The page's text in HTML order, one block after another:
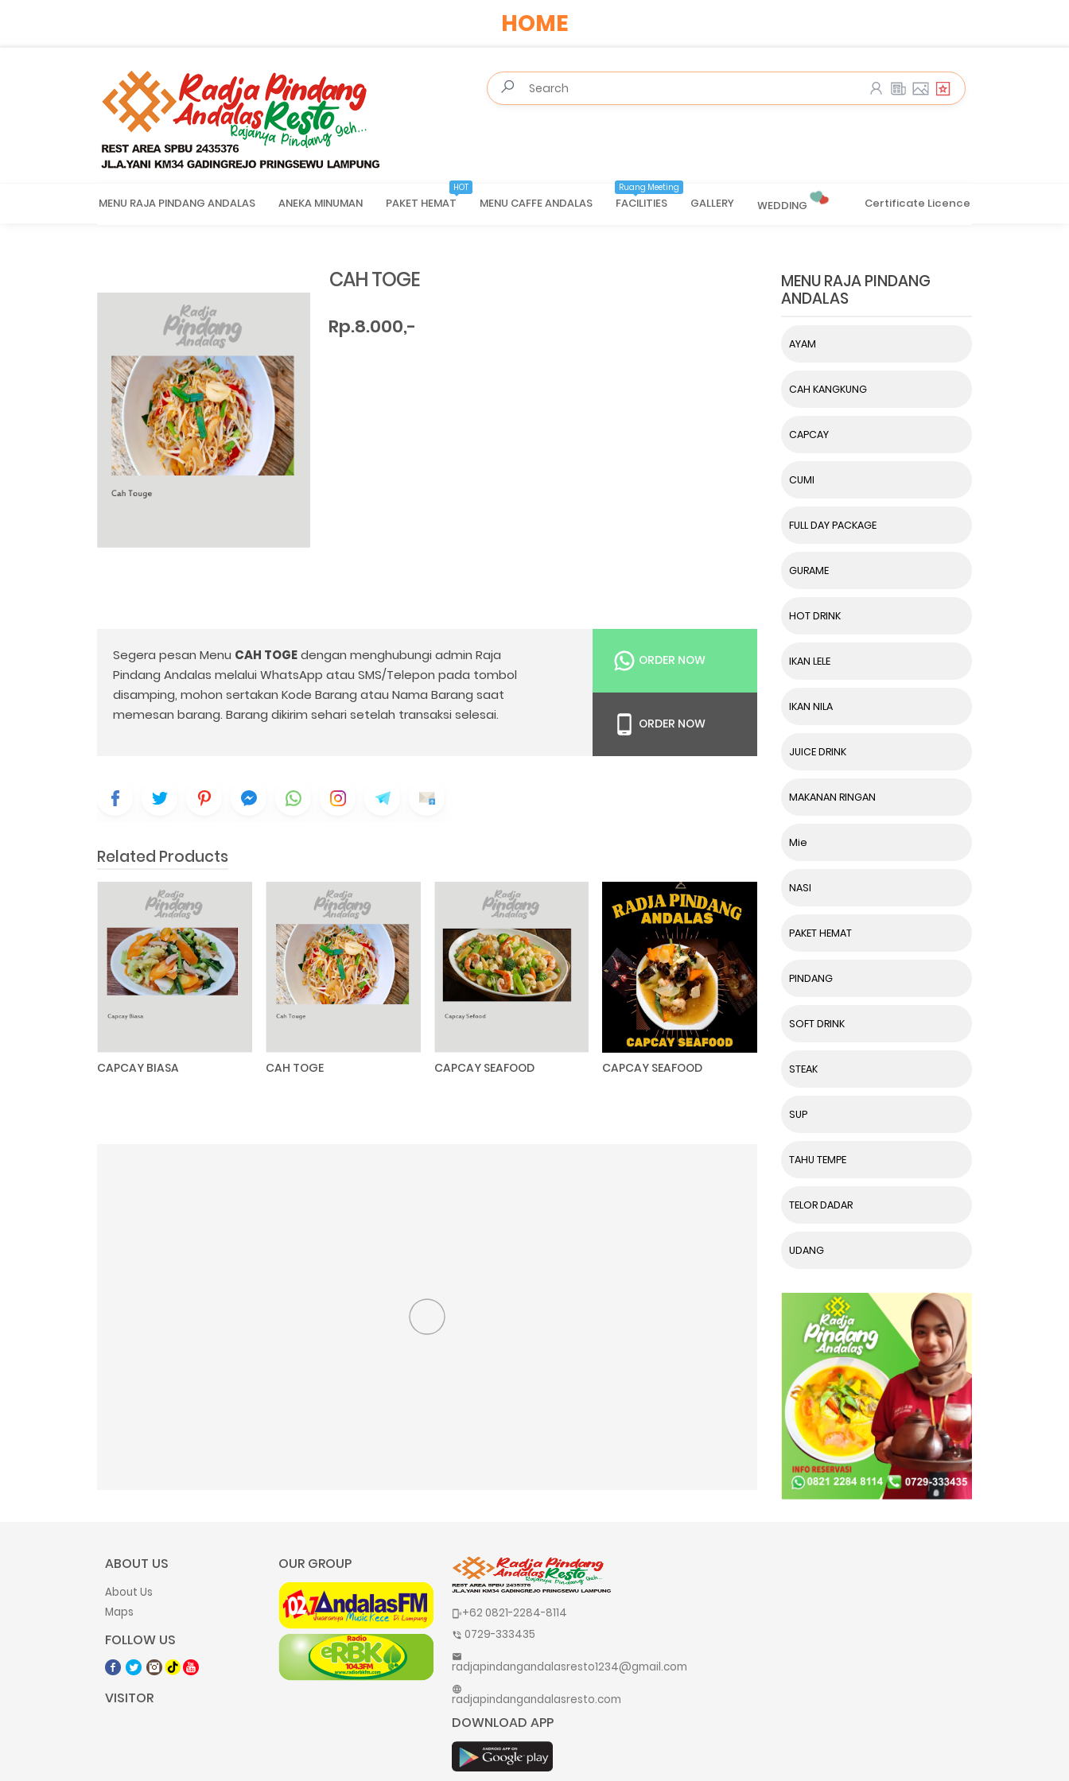
HOME
MENU RAJA PINDANG ANDALAS ANEKA MINUMAN PAKET HEMAT
HOT
MENU CAFFE ANDALAS FACILITIES
Ruang Meeting
GALLERY WEDDING Certificate Licence
CAH TOGE
Rp.8.000,-
Segera pesan Menu CAH TOGEdengan menghubungi admin Raja
Pindang Andalas melalui WhatsApp atau SMS/Telepon pada tombol
disamping, mohon sertakan Kode Barang atau Nama Barang saat
memesan barang. Barang dikirim sehari setelah transaksi selesai.
ORDER NOW
ORDER NOW
Related Products
CAPCAY BIASA CAH TOGE CAPCAY SEAFOOD CAPCAY SEAFOOD
MENU RAJA PINDANG
ANDALAS
AYAM
CAH KANGKUNG
CAPCAY
CUMI
FULL DAY PACKAGE
GURAME
HOT DRINK
IKAN LELE
IKAN NILA
JUICE DRINK
MAKANAN RINGAN
Mie
NASI
PAKET HEMAT
PINDANG
SOFT DRINK
STEAK
SUP
TAHU TEMPE
TELOR DADAR
UDANG
ABOUT US
About Us
Maps
FOLLOW US
VISITOR
OUR GROUP
phonelink_ring+62 0821-2284-8114
phone_in_talk 0729-333435
mail
radjapindangandalasresto1234@gmail.com
language
radjapindangandalasresto.com
DOWNLOAD APP